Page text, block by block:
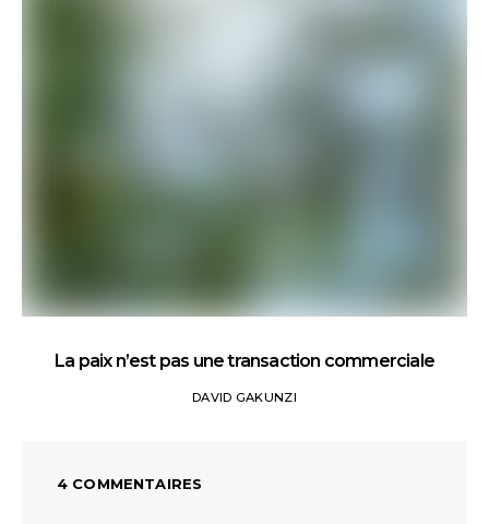
La paix n’est pas une transaction commerciale
DAVID GAKUNZI
4 COMMENTAIRES